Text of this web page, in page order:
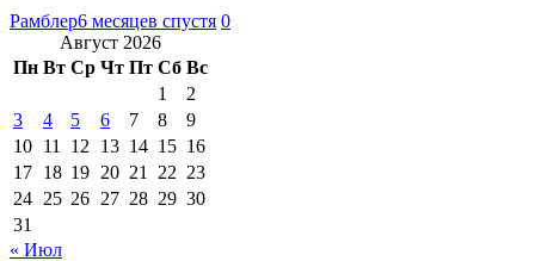
Рамблер6 месяцев спустя 0
Август 2026
Пн Вт Ср Чт Пт Сб Вс
1
2
3
4 5 6 7 8
9
10 11 12 13 14 15 16
17 18 19 20 21 22 23
24 25 26 27 28 29 30
31
« Июл